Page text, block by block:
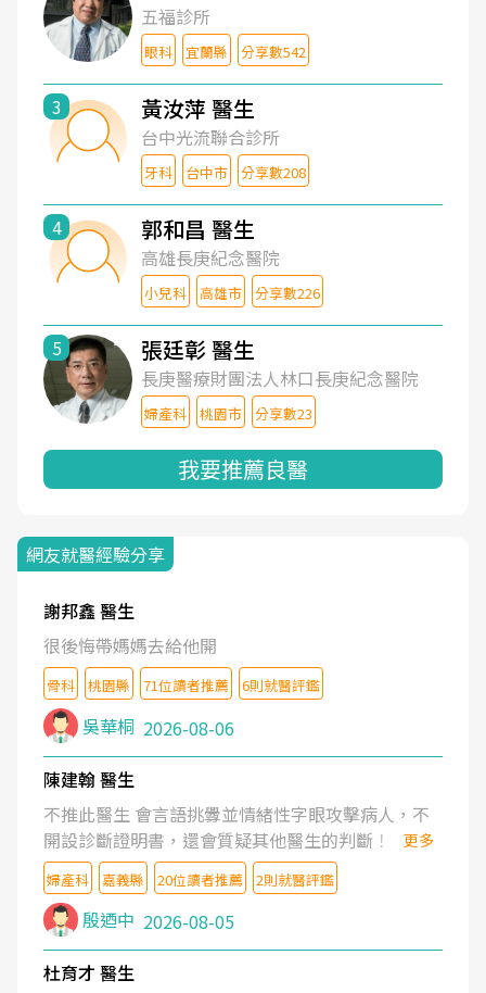
五福診所
眼科 宜蘭縣 分享數542
3 黃汝萍 醫生
台中光流聯合診所
牙科 台中市 分享數208
4 郭和昌 醫生
高雄長庚紀念醫院
小兒科 高雄市 分享數226
5 張廷彰 醫生
長庚醫療財團法人林口長庚紀念醫院
婦產科 桃園市 分享數23
我要推薦良醫
網友就醫經驗分享
謝邦鑫 醫生
很後悔帶媽媽去給他開
骨科 桃園縣 71位讀者推薦 6則就醫評鑑
吳華桐 2026-08-06
陳建翰 醫生
不推此醫生 會言語挑釁並情緒性字眼攻擊病人，不
開設診斷證明書，還會質疑其他醫生的判斷！
更多
婦產科 嘉義縣 20位讀者推薦 2則就醫評鑑
殷迺中 2026-08-05
杜育才 醫生